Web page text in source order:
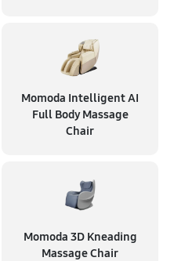
Momoda Intelligent AI
Full Body Massage
Chair
Momoda 3D Kneading
Massage Chair